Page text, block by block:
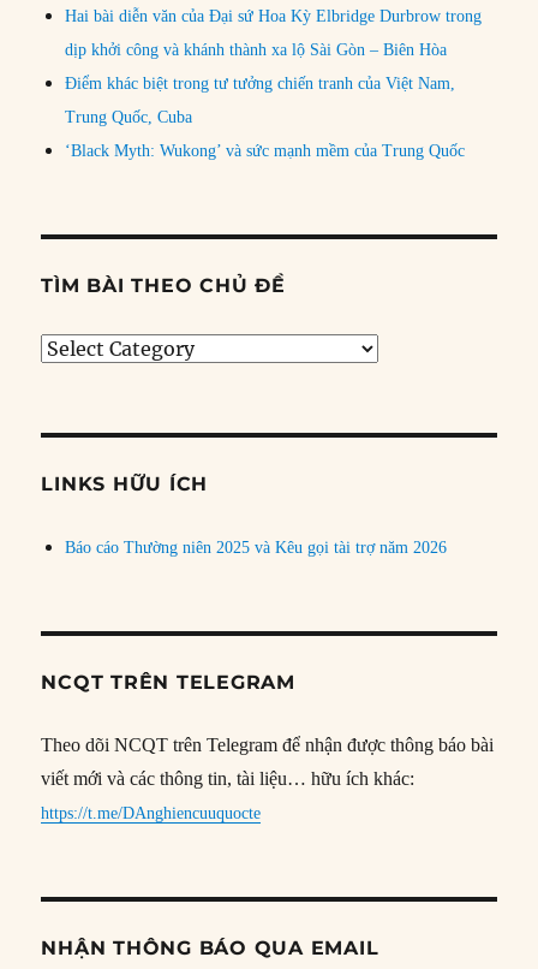
Hai bài diễn văn của Đại sứ Hoa Kỳ Elbridge Durbrow trong
dịp khởi công và khánh thành xa lộ Sài Gòn – Biên Hòa
Điểm khác biệt trong tư tưởng chiến tranh của Việt Nam,
Trung Quốc, Cuba
‘Black Myth: Wukong’ và sức mạnh mềm của Trung Quốc
TÌM BÀI THEO CHỦ ĐỀ
Tìm
đề
LINKS HỮU ÍCH
Báo cáo Thường niên 2025 và Kêu gọi tài trợ năm 2026
NCQT TRÊN TELEGRAM
Theo dõi NCQT trên Telegram để nhận được thông báo bài
viết mới và các thông tin, tài liệu… hữu ích khác:
https://t.me/DAnghiencuuquocte
NHẬN THÔNG BÁO QUA EMAIL